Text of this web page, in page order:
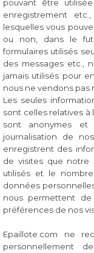
pouvant être
enregistrement
lesquelles vous
ou non, dans le
formulaires utilisés
des messages etc.,
jamais utilisés pour
nous ne vendons pas
Les seules
sont celles relatives
sont anonymes et
journalisation de
enregistrent des
de visites que notre
utilisés et le
données
nous permettent
préférences de nos
Epaillote.com ne
personnellement